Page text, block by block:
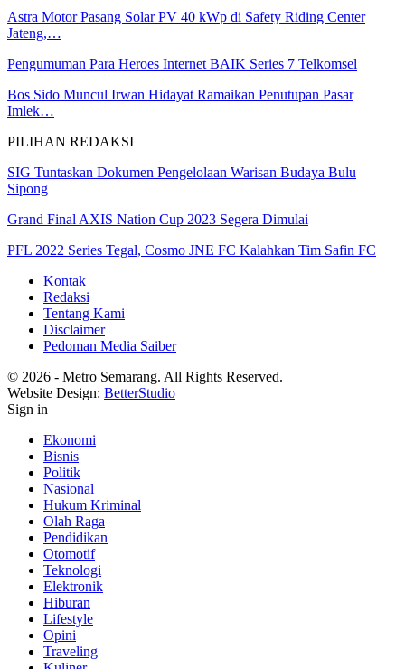
Astra Motor Pasang Solar PV 40 kWp di Safety Riding Center
Jateng,…
Pengumuman Para Heroes Internet BAIK Series 7 Telkomsel
Bos Sido Muncul Irwan Hidayat Ramaikan Penutupan Pasar
Imlek…
PILIHAN REDAKSI
SIG Tuntaskan Dokumen Pengelolaan Warisan Budaya Bulu
Sipong
Grand Final AXIS Nation Cup 2023 Segera Dimulai
PFL 2022 Series Tegal, Cosmo JNE FC Kalahkan Tim Safin FC
Kontak
Redaksi
Tentang Kami
Disclaimer
Pedoman Media Saiber
© 2026 - Metro Semarang. All Rights Reserved.
Website Design: BetterStudio
Sign in
Ekonomi
Bisnis
Politik
Nasional
Hukum Kriminal
Olah Raga
Pendidikan
Otomotif
Teknologi
Elektronik
Hiburan
Lifestyle
Opini
Traveling